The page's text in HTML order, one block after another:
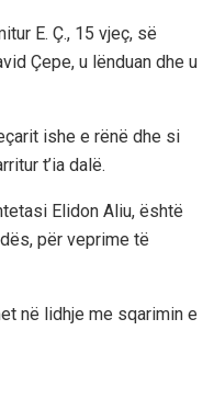
E. Ç., 15 vjeç, së
Çepe, u lënduan dhe u
ishe e rënë dhe si
t’ia dalë.
Elidon Aliu, është
për veprime të
në lidhje me sqarimin e